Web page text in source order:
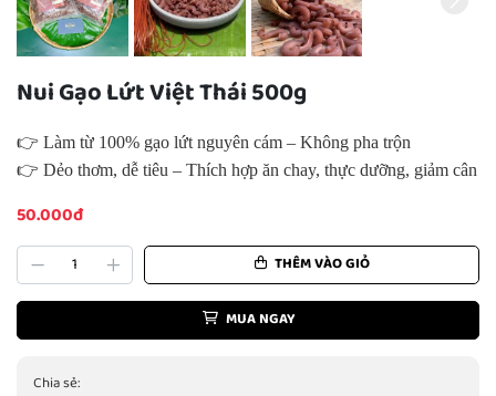
Nui Gạo Lứt Việt Thái 500g
👉 Làm từ 100% gạo lứt nguyên cám – Không pha trộn
👉 Dẻo thơm, dễ tiêu – Thích hợp ăn chay, thực dưỡng, giảm cân
50.000đ
THÊM VÀO GIỎ
MUA NGAY
Chia sẻ: